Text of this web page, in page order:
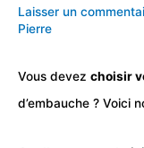
Laisser un
Pierre
Vous devez choisir
d’embauche ? Voici